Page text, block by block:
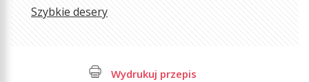
Szybkie desery
Wydrukuj przepis